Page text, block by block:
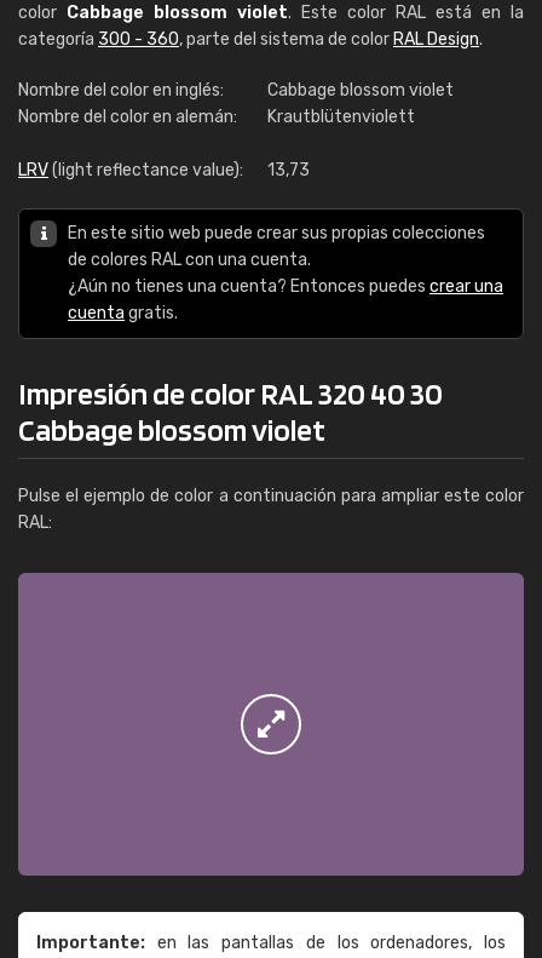
color Cabbage blossom violet. Este color RAL está en la
categoría 300 - 360, parte del sistema de color RAL Design.
Nombre del color en inglés:
Cabbage blossom violet
Nombre del color en alemán:
Krautblütenviolett
LRV(light reflectance value): 13,73
En este sitio web puede crear sus propias colecciones
de colores RAL con una cuenta.
¿Aún no tienes una cuenta? Entonces puedes crear una
cuenta gratis.
Impresión de color RAL 320 40 30
Cabbage blossom violet
Pulse el ejemplo de color a continuación para ampliar este color
RAL:
Importante: en las pantallas de los ordenadores, los